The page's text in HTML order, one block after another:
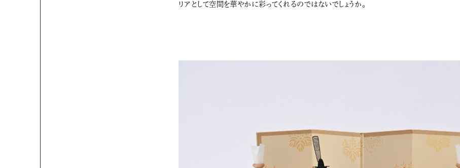
リアとして空間を華やかに彩ってくれるのではないでしょうか。